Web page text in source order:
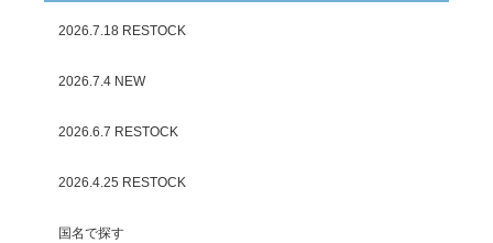
2026.7.18 RESTOCK
2026.7.4 NEW
2026.6.7 RESTOCK
2026.4.25 RESTOCK
国名で探す